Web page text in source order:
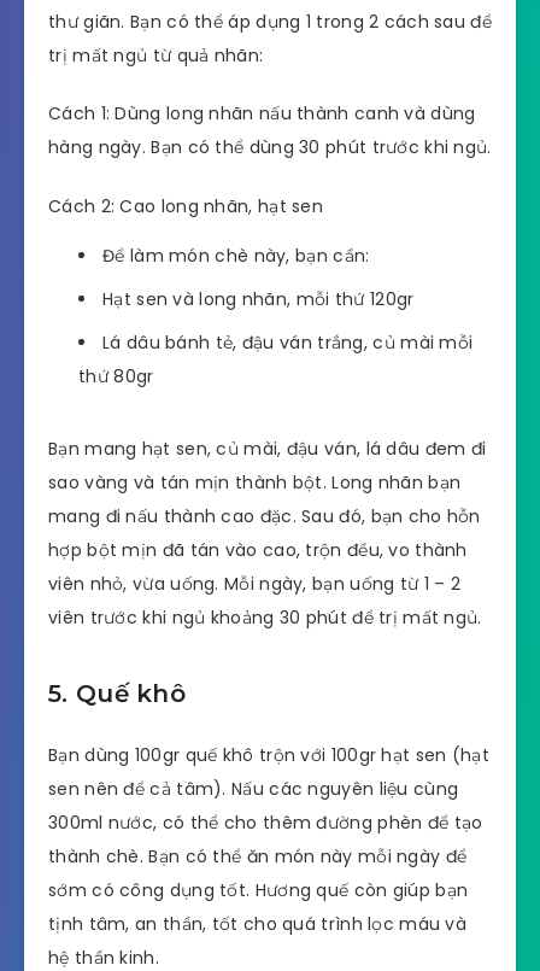
thư giãn. Bạn có thể áp dụng 1 trong 2 cách sau để
trị mất ngủ từ quả nhãn:
Cách 1: Dùng long nhãn nấu thành canh và dùng
hàng ngày. Bạn có thể dùng 30 phút trước khi ngủ.
Cách 2: Cao long nhãn, hạt sen
Để làm món chè này, bạn cần:
Hạt sen và long nhãn, mỗi thứ 120gr
Lá dâu bánh tẻ, đậu ván trắng, củ mài mỗi
thứ 80gr
Bạn mang hạt sen, củ mài, đậu ván, lá dâu đem đi
sao vàng và tán mịn thành bột. Long nhãn bạn
mang đi nấu thành cao đặc. Sau đó, bạn cho hỗn
hợp bột mịn đã tán vào cao, trộn đều, vo thành
viên nhỏ, vừa uống. Mỗi ngày, bạn uống từ 1 – 2
viên trước khi ngủ khoảng 30 phút để trị mất ngủ.
5. Quế khô
Bạn dùng 100gr quế khô trộn với 100gr hạt sen (hạt
sen nên để cả tâm). Nấu các nguyên liệu cùng
300ml nước, có thể cho thêm đường phèn để tạo
thành chè. Bạn có thể ăn món này mỗi ngày để
sớm có công dụng tốt. Hương quế còn giúp bạn
tịnh tâm, an thần, tốt cho quá trình lọc máu và
hệ thần kinh.